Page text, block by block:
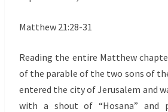
Matthew 21:28-31
Reading the entire Matthew
of the parable of the two sons of
entered the city of Jerusalem and
with a shout of “Hosana” and